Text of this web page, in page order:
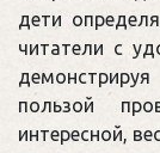
дети
читатели с
пользой
интересной,